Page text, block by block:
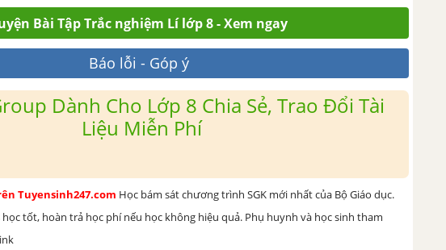
Bài Tập Trắc nghiệm Lí lớp 8 - Xem ngay
Báo lỗi - Góp ý
Dành Cho Lớp 8 Chia Sẻ, Trao Đổi Tài
Liệu Miễn Phí
Tuyensinh247.com Học bám sát chương trình SGK mới nhất của Bộ Giáo dục.
tốt, hoàn trả học phí nếu học không hiệu quả. Phụ huynh và học sinh tham